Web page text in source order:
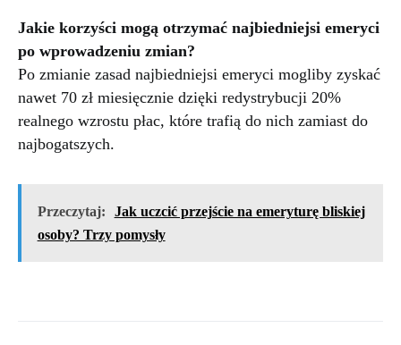
Jakie korzyści mogą otrzymać najbiedniejsi emeryci
po wprowadzeniu zmian?
Po zmianie zasad najbiedniejsi emeryci mogliby zyskać
nawet 70 zł miesięcznie dzięki redystrybucji 20%
realnego wzrostu płac, które trafią do nich zamiast do
najbogatszych.
Przeczytaj:
Jak uczcić przejście na emeryturę bliskiej
osoby? Trzy pomysły